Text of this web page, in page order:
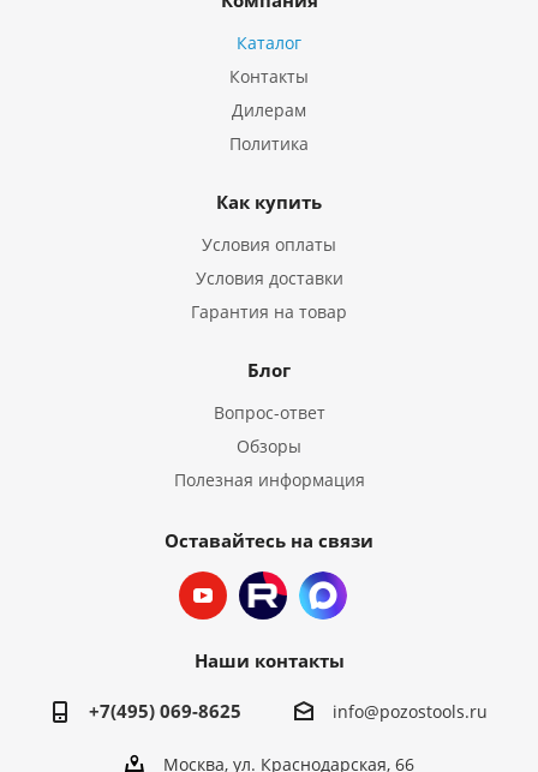
Каталог
Контакты
Дилерам
Политика
Как купить
Условия оплаты
Условия доставки
Гарантия на товар
Блог
Вопрос-ответ
Обзоры
Полезная информация
Оставайтесь на связи
Наши контакты
+7(495) 069-8625 info@pozostools.ru
Москва, ул. Краснодарская, 66